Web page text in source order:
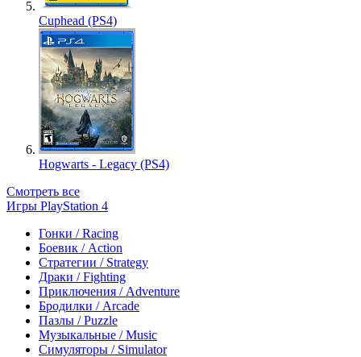
Cuphead (PS4)
Hogwarts - Legacy (PS4)
Смотреть все
Игры PlayStation 4
Гонки / Racing
Боевик / Action
Стратегии / Strategy
Драки / Fighting
Приключения / Adventure
Бродилки / Arcade
Пазлы / Puzzle
Музыкальные / Music
Симуляторы / Simulator